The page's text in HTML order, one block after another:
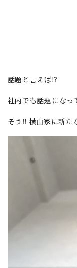
話題と言えば⁉️
社内でも話題にな
そう‼️ 横山家に新